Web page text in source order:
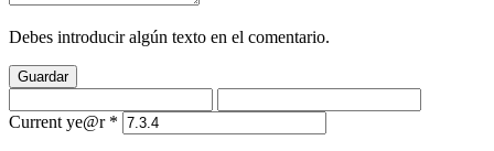
Debes introducir algún texto en el comentario.
Guardar
Current ye@r *